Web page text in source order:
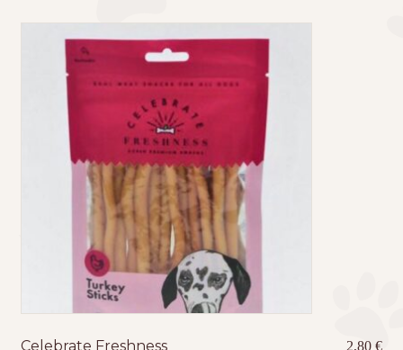
Celebrate Freshness
2,80€